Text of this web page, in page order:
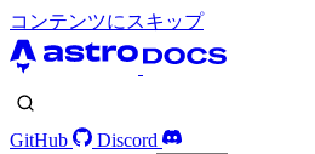
コンテンツにスキップ
GitHub
Discord